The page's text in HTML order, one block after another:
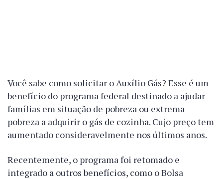
Você sabe como solicitar o Auxílio Gás? Esse é um
benefício do programa federal destinado a ajudar
famílias em situação de pobreza ou extrema
pobreza a adquirir o gás de cozinha. Cujo preço tem
aumentado consideravelmente nos últimos anos.
Recentemente, o programa foi retomado e
integrado a outros benefícios, como o Bolsa